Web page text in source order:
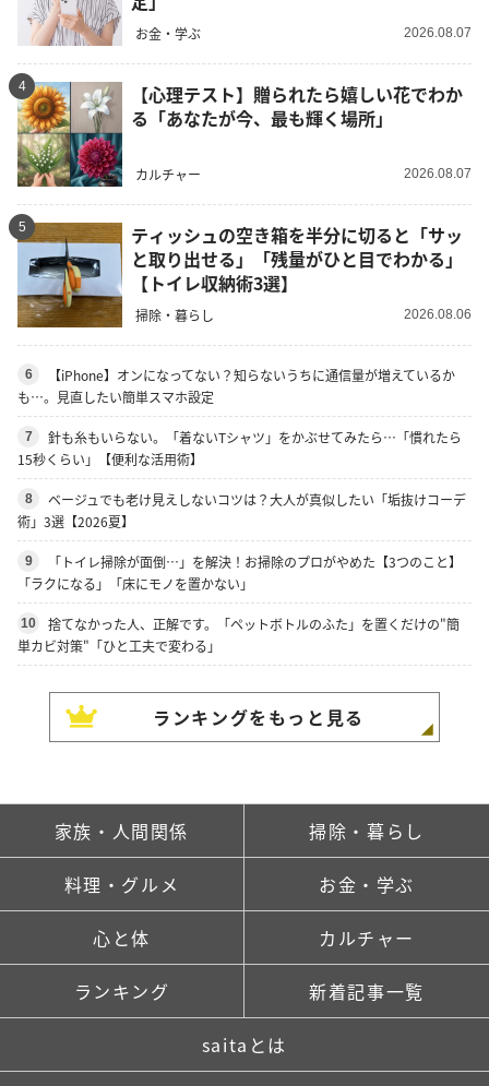
お金・学ぶ 2026.08.07
4
【心理テスト】贈られたら嬉しい花でわか
る「あなたが今、最も輝く場所」
カルチャー 2026.08.07
5
ティッシュの空き箱を半分に切ると「サッ
と取り出せる」「残量がひと目でわかる」
【トイレ収納術3選】
掃除・暮らし 2026.08.06
6
【iPhone】オンになってない？知らないうちに通信量が増えているか
も…。見直したい簡単スマホ設定
7
針も糸もいらない。「着ないTシャツ」をかぶせてみたら…「慣れたら
15秒くらい」【便利な活用術】
8
ベージュでも老け見えしないコツは？大人が真似したい「垢抜けコーデ
術」3選【2026夏】
9
「トイレ掃除が面倒…」を解決！お掃除のプロがやめた【3つのこと】
「ラクになる」「床にモノを置かない」
10
捨てなかった人、正解です。「ペットボトルのふた」を置くだけの"簡
単カビ対策"「ひと工夫で変わる」
ランキングをもっと見る
家族・人間関係 掃除・暮らし
料理・グルメ お金・学ぶ
心と体 カルチャー
ランキング 新着記事一覧
saitaとは